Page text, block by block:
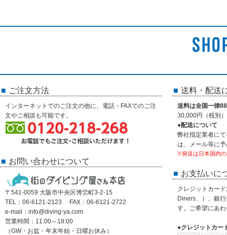
ご注文方法
インターネットでのご注文の他に、電話・FAXでのご注
文やご相談も可能です。
お問い合わせについて
〒541-0059 大阪市中央区博労町3-2-15
TEL：06-6121-2123 FAX：06-6121-2722
e-mail：info@diving-ya.com
営業時間：11:00～18:00
（GW・お盆・年末年始・日曜お休み）
送料・配送
送料は全国一律
30,000円（税別
●配送について
弊社指定業者に
は、メール等に
※発送は日本国内
お支払いに
クレジットカー
Diners、）、銀
す。ご希望にあ
●クレジットカー